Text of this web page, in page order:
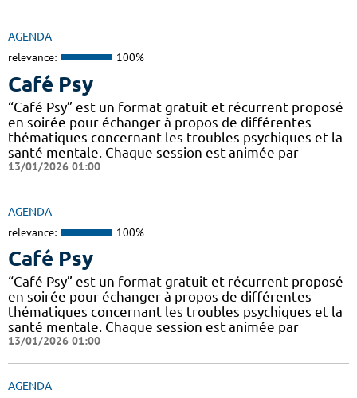
AGENDA
relevance: 100%
Café Psy
“Café Psy” est un format gratuit et récurrent proposé
en soirée pour échanger à propos de différentes
thématiques concernant les troubles psychiques et la
santé mentale. Chaque session est animée par
13/01/2026 01:00
AGENDA
relevance: 100%
Café Psy
“Café Psy” est un format gratuit et récurrent proposé
en soirée pour échanger à propos de différentes
thématiques concernant les troubles psychiques et la
santé mentale. Chaque session est animée par
13/01/2026 01:00
AGENDA